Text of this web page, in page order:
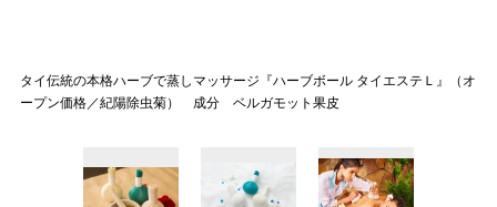
タイ伝統の本格ハーブで蒸しマッサージ『ハーブボール タイエステＬ』（オ
ープン価格／紀陽除虫菊） 成分 ベルガモット果皮